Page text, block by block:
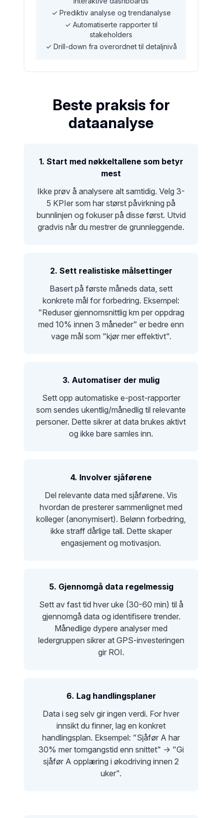
✓ Prediktiv analyse og trendanalyse
✓ Automatiserte rapporter til
stakeholders
✓ Drill-down fra overordnet til detaljnivå
Beste praksis for
dataanalyse
1. Start med nøkkeltallene som betyr
mest
Ikke prøv å analysere alt samtidig. Velg 3-
5 KPIer som har størst påvirkning på
bunnlinjen og fokuser på disse først. Utvid
gradvis når du mestrer de grunnleggende.
2. Sett realistiske målsettinger
Basert på første måneds data, sett
konkrete mål for forbedring. Eksempel:
"Reduser gjennomsnittlig km per oppdrag
med 10% innen 3 måneder" er bedre enn
vage mål som "kjør mer effektivt".
3. Automatiser der mulig
Sett opp automatiske e-post-rapporter
som sendes ukentlig/månedlig til relevante
personer. Dette sikrer at data brukes aktivt
og ikke bare samles inn.
4. Involver sjåførene
Del relevante data med sjåførene. Vis
hvordan de presterer sammenlignet med
kolleger (anonymisert). Belønn forbedring,
ikke straff dårlige tall. Dette skaper
engasjement og motivasjon.
5. Gjennomgå data regelmessig
Sett av fast tid hver uke (30-60 min) til å
gjennomgå data og identifisere trender.
Månedlige dypere analyser med
ledergruppen sikrer at GPS-investeringen
gir ROI.
6. Lag handlingsplaner
Data i seg selv gir ingen verdi. For hver
innsikt du finner, lag en konkret
handlingsplan. Eksempel: "Sjåfør A har
30% mer tomgangstid enn snittet" → "Gi
sjåfør A opplæring i økodriving innen 2
uker".